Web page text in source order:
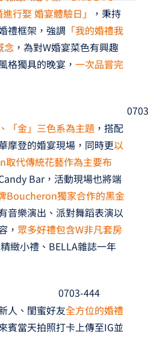
GCU大賽
夢想購物
行娶 婚宴體驗日」
，秉持
禮框架，強調 「我的婚禮我
念 ，為對W婚宴菜色有興趣
格獨具的晚宴， 一次品嘗完
「金」三色系為主題，搭配
摩登的婚宴現場，同時更以
代傳統花藝作為主要布
Bar，活動現場也將端
Boucheron獨家合作的黑金
音樂演出、派對舞蹈表演以
， 眾多好禮包含W非凡套房
緻小禮、BELLA雜誌一年
人、閨蜜好友全方位的婚禮
賓當天拍照打卡上傳至IG並